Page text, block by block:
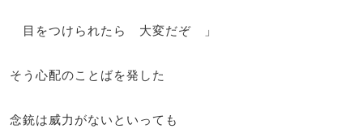
目をつけられたら 大変だぞ 」
そう心配のことばを発した
念銃は威力がないといっても